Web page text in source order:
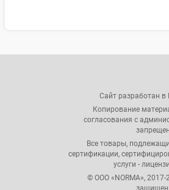
Сайт разработан в
Копирование
согласования с
Все товары,
сертификации,
услуги -
© ООО «NORMA», 2017-